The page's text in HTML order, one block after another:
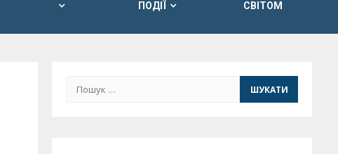
ПОДІЇ
СВІТОМ
Пошук: